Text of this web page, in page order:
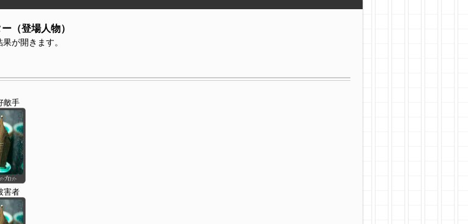
（登場人物）
が開きます。
敵手
害者